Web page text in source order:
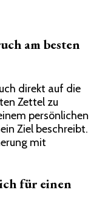
am besten
direkt auf die
Zettel zu
persönlichen
Ziel beschreibt.
mit
für einen